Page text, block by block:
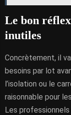
Le bon
inutiles
Concrètement, il
besoins par lot
l’isolation ou le
raisonnable pour
Les